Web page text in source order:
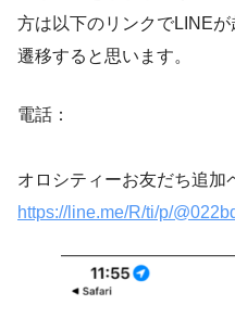
方は以下のリンクでLINE
遷移すると思います。
電話：
オロシティーお友だち追加
https://line.me/R/ti/p/